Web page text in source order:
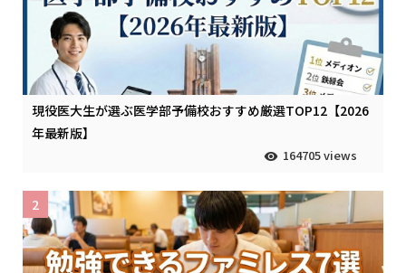
現役医大生が選ぶ医学部予備校おすすめ厳選TOP12【2026
年最新版】
164705 views
2